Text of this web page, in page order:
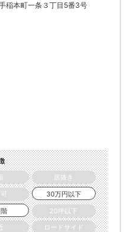
稲本町一条３丁目5番3号
居抜き
30万円以下
20坪以下
ロードサイド